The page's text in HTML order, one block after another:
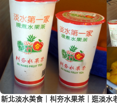
新北淡水美食｜朻夯水果茶｜逛淡水